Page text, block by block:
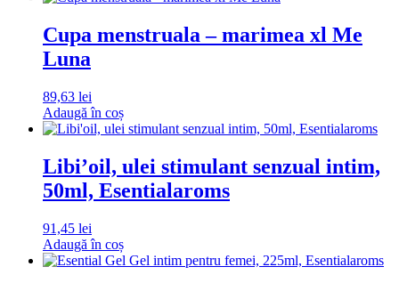
Cupa menstruala – marimea xl Me
Luna
89,63 lei
Adaugă în coș
Libi’oil, ulei stimulant senzual intim,
50ml, Esentialaroms
91,45 lei
Adaugă în coș